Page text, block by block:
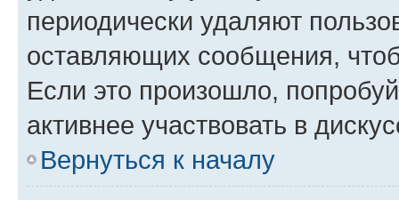
периодически удаляют
оставляющих сообщения,
Если это произошло,
активнее участвовать в
Вернуться к началу